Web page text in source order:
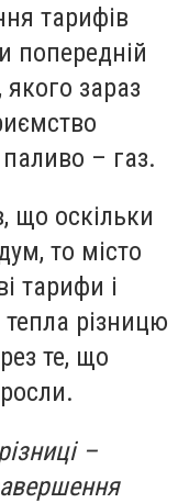
тарифів
попередній
якого зараз
– газ.
що оскільки
то місто
тарифи і
різницю
те, що
–